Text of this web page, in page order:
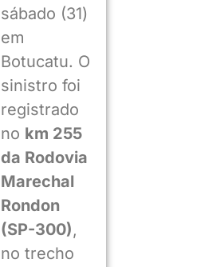
sábado (31)
em
Botucatu. O
sinistro foi
registrado
no km 255
da Rodovia
Marechal
Rondon
(SP-300),
no trecho